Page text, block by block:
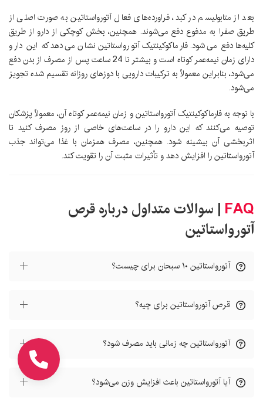
بعد از متابولیسم در کبد، فراورده‌های فعال آتورواستاتین به صورت اصلی از
طریق صفرا به مدفوع دفع می‌شوند. همچنین، بخش کوچکی از دارو از طریق
کلیه‌ها دفع می‌شود. فارماکوکینتیک آتورواستاتین نشان می‌دهد که این دارو
دارای زمان نیمه‌عمر کوتاه است و بیشتر تا 24 ساعت پس از مصرف از بدن دفع
می‌شود، بنابراین معمولاً به ترکیبات دارویی با دوزهای روزانه تقسیم شده تجویز
می‌شود.
با توجه به فارماکوکینتیک آتورواستاتین و زمان نیمه‌عمر کوتاه آن، معمولاً پزشکان
توصیه می‌کنند که این دارو را در ساعت‌های خاصی از روز مصرف کنید تا
اثربخشی آن بیشینه شود. همچنین، مصرف همزمان با غذا می‌تواند جذب
آتورواستاتین را افزایش دهد و تأثیرات مثبت آن را تقویت کند.
FAQ | سوالات متداول درباره قرص
آتورواستاتین
آتورواستاتین ۱۰ سبحان برای چیست؟
قرص آتورواستاتین برای چیه؟
آتورواستاتین چه زمانی باید مصرف شود؟
آیا آتورواستاتین باعث افزایش وزن می‌شود؟